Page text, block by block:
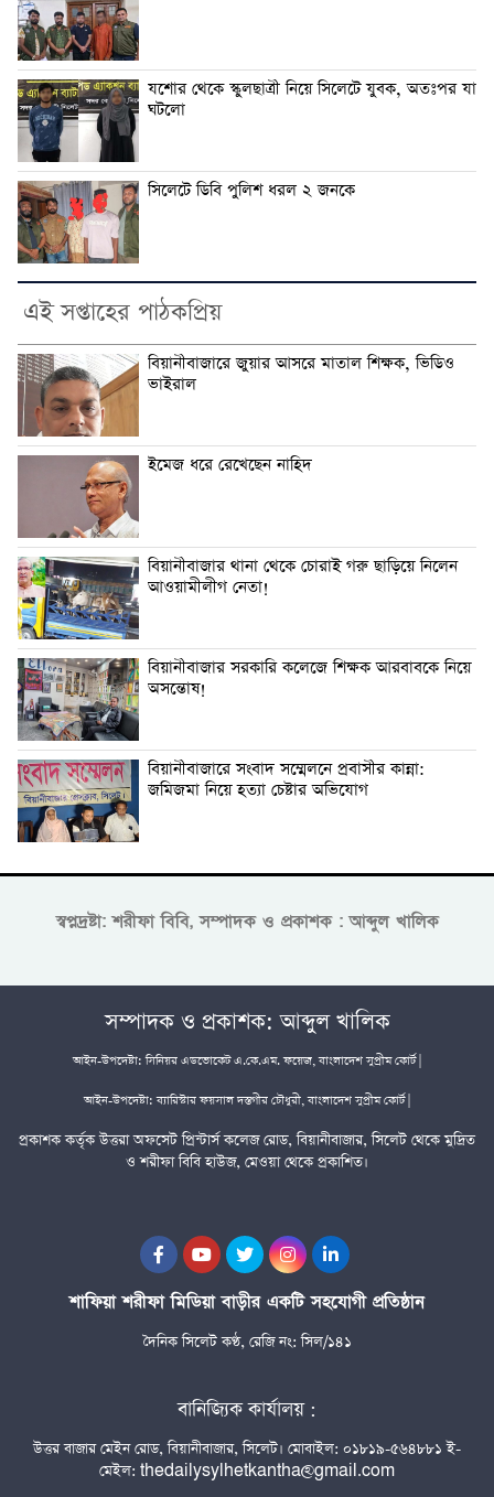
যশোর থেকে স্কুলছাত্রী নিয়ে সিলেটে যুবক, অতঃপর যা
ঘটলো
সিলেটে ডিবি পুলিশ ধরল ২ জনকে
এই সপ্তাহের পাঠকপ্রিয়
বিয়ানীবাজারে জুয়ার আসরে মাতাল শিক্ষক, ভিডিও
ভাইরাল
ইমেজ ধরে রেখেছেন নাহিদ
বিয়ানীবাজার থানা থেকে চোরাই গরু ছাড়িয়ে নিলেন
আওয়ামীলীগ নেতা!
বিয়ানীবাজার সরকারি কলেজে শিক্ষক আরবাবকে নিয়ে
অসন্তোষ!
বিয়ানীবাজারে সংবাদ সম্মেলনে প্রবাসীর কান্না:
জমিজমা নিয়ে হত্যা চেষ্টার অভিযোগ
স্বপ্নদ্রষ্টা: শরীফা বিবি, সম্পাদক ও প্রকাশক : আব্দুল খালিক
সম্পাদক ও প্রকাশক: আব্দুল খালিক
আইন-উপদেষ্টা: সিনিয়র এডভোকেট এ.কে.এম. ফয়েজ, বাংলাদেশ সুপ্রীম কোর্ট |
আইন-উপদেষ্টা: ব্যারিস্টার ফয়সাল দস্তগীর চৌধুরী, বাংলাদেশ সুপ্রীম কোর্ট |
প্রকাশক কর্তৃক উত্তরা অফসেট প্রিন্টার্স কলেজ রোড, বিয়ানীবাজার, সিলেট থেকে মুদ্রিত
ও শরীফা বিবি হাউজ, মেওয়া থেকে প্রকাশিত।
শাফিয়া শরীফা মিডিয়া বাড়ীর একটি সহযোগী প্রতিষ্ঠান
দৈনিক সিলেট কণ্ঠ, রেজি নং: সিল/১৪১
বানিজ্যিক কার্যালয় :
উত্তর বাজার মেইন রোড, বিয়ানীবাজার, সিলেট। মোবাইল: ০১৮১৯-৫৬৪৮৮১ ই-
মেইল: thedailysylhetkantha@gmail.com